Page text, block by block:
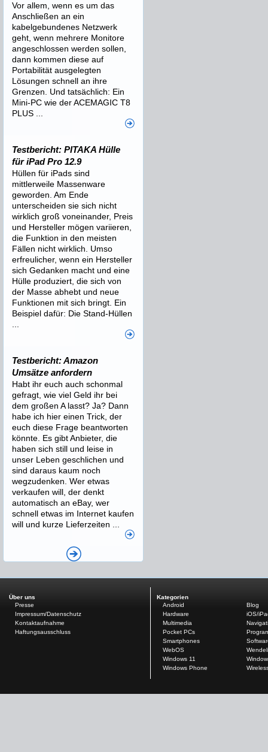
Vor allem, wenn es um das
Anschließen an ein
kabelgebundenes Netzwerk
geht, wenn mehrere Monitore
angeschlossen werden sollen,
dann kommen diese auf
Portabilität ausgelegten
Lösungen schnell an ihre
Grenzen. Und tatsächlich: Ein
Mini-PC wie der ACEMAGIC T8
PLUS ...
Testbericht: PITAKA Hülle
für iPad Pro 12.9
Hüllen für iPads sind
mittlerweile Massenware
geworden. Am Ende
unterscheiden sie sich nicht
wirklich groß voneinander, Preis
und Hersteller mögen variieren,
die Funktion in den meisten
Fällen nicht wirklich. Umso
erfreulicher, wenn ein Hersteller
sich Gedanken macht und eine
Hülle produziert, die sich von
der Masse abhebt und neue
Funktionen mit sich bringt. Ein
Beispiel dafür: Die Stand-Hüllen
Testbericht: Amazon
Umsätze anfordern
Habt ihr euch auch schonmal
gefragt, wie viel Geld ihr bei
dem großen A lasst? Ja? Dann
habe ich hier einen Trick, der
euch diese Frage beantworten
könnte. Es gibt Anbieter, die
haben sich still und leise in
unser Leben geschlichen und
sind daraus kaum noch
wegzudenken. Wer etwas
verkaufen will, der denkt
automatisch an eBay, wer
schnell etwas im Internet kaufen
will und kurze Lieferzeiten ...
Über uns
Presse
Impressum/Datenschutz
Kontaktaufnahme
Haftungsausschluss
Kategorien
Android
Blog
Hardware
iOS/
Multimedia
Pocket PCs
Smartphones
WebOS
Windows 11
Windows Phone